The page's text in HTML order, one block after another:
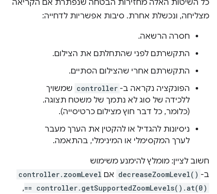
כל השיטות האלה מחזירות הבטחה שנפתרת אם הקריאה
מצליחה, ונכשלת אחרת. סיבות אפשריות לדחייה:
חסרה הרשאה.
התקשרתם לפני שהתחלתם את הצילום.
התקשרתם אחרי שהצילום הסתיים.
הפונקציה נקראה ב- controller שמשויך
ללכידה של סוג לא נתמך של משטח תצוגה.
(כלומר, כל דבר חוץ מצילום כרטיסייה).
ניסיונות להגדיל או להקטין את הערך מעבר
לערך המקסימלי או המינימלי, בהתאמה.
חשוב לציין: מומלץ להימנע משימוש
ב- decreaseZoomLevel() אם controller.zoomLevel
== controller.getSupportedZoomLevels().at(0)
,